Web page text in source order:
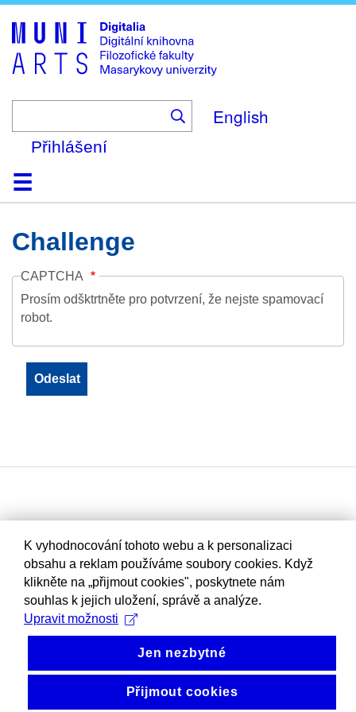
to
main
content
English
Přihlášení
DomůKolekce
Prohlížení
Vyhledávání
O platformě
Nápověda
KontaktDigitalia
Challenge
CAPTCHA
Prosím odšktrtněte pro potvrzení, že nejste spamovací
robot.
K vyhodnocování tohoto webu a k personalizaci
obsahu a reklam používáme soubory cookies. Když
klikněte na „přijmout cookies", poskytnete nám
souhlas k jejich uložení, správě a analýze.
Upravit možnosti
Jen nezbytné
Přijmout cookies